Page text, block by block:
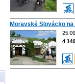
Moravské Slovácko na
4